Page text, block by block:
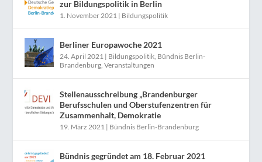
zur Bildungspolitik in Berlin
1. November 2021 | Bildungspolitik
Berliner Europawoche 2021
24. April 2021 | Bildungspolitik Bündnis Berlin-
Brandenburg ,Veranstaltungen
Stellenausschreibung „Brandenburger
Berufsschulen und Oberstufenzentren für
Zusammenhalt, Demokratie
19. März 2021 | Bündnis Berlin-Brandenburg
Bündnis gegründet am 18. Februar 2021